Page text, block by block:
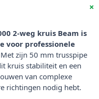
+
2-weg kruis Beam is
voor professionele
Met zijn 50 mm trusspipe
kruis stabiliteit en een
van complexe
richtingen nodig hebt.